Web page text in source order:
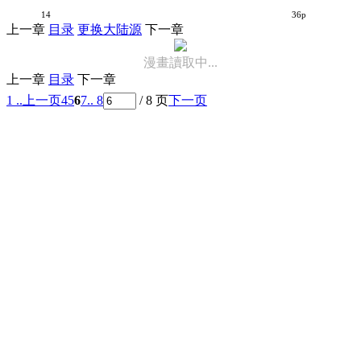
14 36p
上一章 目录 更换大陆源 下一章
漫畫讀取中...
上一章 目录 下一章
1 .. 上一页4567.. 8 / 8 页下一页